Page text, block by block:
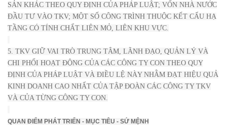
SẢN KHÁC THEO QUY ĐỊNH CỦA PHÁP LUẬT; VỐN NHÀ NƯỚC
ĐẦU TƯ VÀO TKV; MỘT SỐ CÔNG TRÌNH THUỘC KẾT CẤU HẠ
TẦNG CÓ TÍNH CHẤT LIÊN MỎ, LIÊN KHU VỰC.
5. TKV GIỮ VAI TRÒ TRUNG TÂM, LÃNH ĐẠO, QUẢN LÝ VÀ
CHI PHỐI HOẠT ĐỘNG CỦA CÁC CÔNG TY CON THEO QUY
ĐỊNH CỦA PHÁP LUẬT VÀ ĐIỀU LỆ NÀY NHẰM ĐẠT HIỆU QUẢ
KINH DOANH CAO NHẤT CỦA TẬP ĐOÀN CÁC CÔNG TY TKV
VÀ CỦA TỪNG CÔNG TY CON.
QUAN ĐIỂM PHÁT TRIỂN - MỤC TIÊU - SỨ MỆNH